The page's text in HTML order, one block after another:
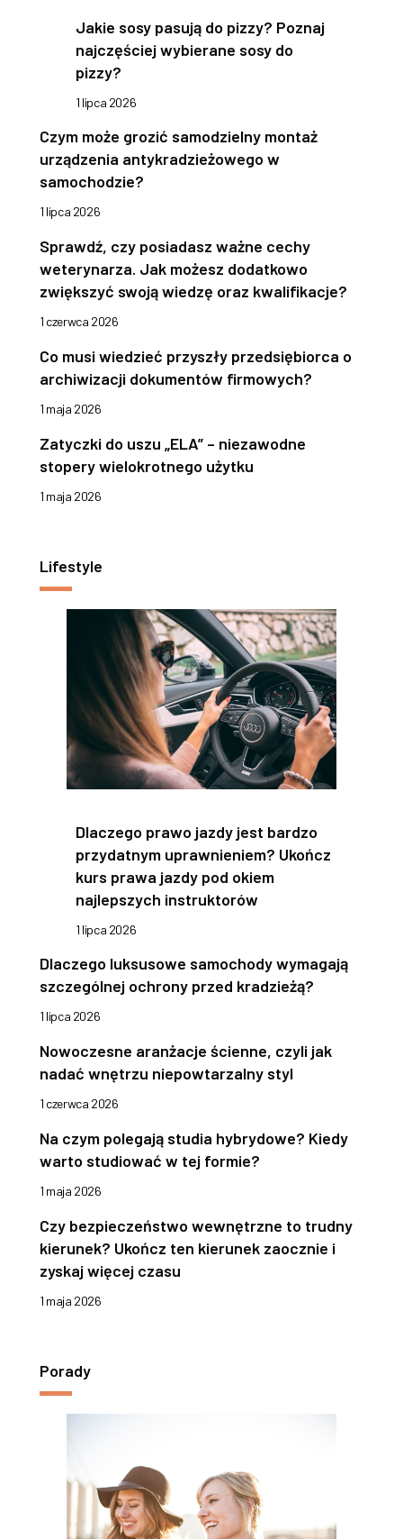
Jakie sosy pasują do pizzy? Poznaj
najczęściej wybierane sosy do
pizzy?
1 lipca 2026
Czym może grozić samodzielny montaż
urządzenia antykradzieżowego w
samochodzie?
1 lipca 2026
Sprawdź, czy posiadasz ważne cechy
weterynarza. Jak możesz dodatkowo
zwiększyć swoją wiedzę oraz kwalifikacje?
1 czerwca 2026
Co musi wiedzieć przyszły przedsiębiorca o
archiwizacji dokumentów firmowych?
1 maja 2026
Zatyczki do uszu „ELA” – niezawodne
stopery wielokrotnego użytku
1 maja 2026
Lifestyle
Dlaczego prawo jazdy jest bardzo
przydatnym uprawnieniem? Ukończ
kurs prawa jazdy pod okiem
najlepszych instruktorów
1 lipca 2026
Dlaczego luksusowe samochody wymagają
szczególnej ochrony przed kradzieżą?
1 lipca 2026
Nowoczesne aranżacje ścienne, czyli jak
nadać wnętrzu niepowtarzalny styl
1 czerwca 2026
Na czym polegają studia hybrydowe? Kiedy
warto studiować w tej formie?
1 maja 2026
Czy bezpieczeństwo wewnętrzne to trudny
kierunek? Ukończ ten kierunek zaocznie i
zyskaj więcej czasu
1 maja 2026
Porady